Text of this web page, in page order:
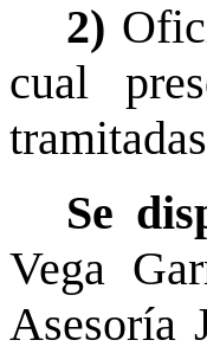
2)
cual
Se
Vega
Asesoría